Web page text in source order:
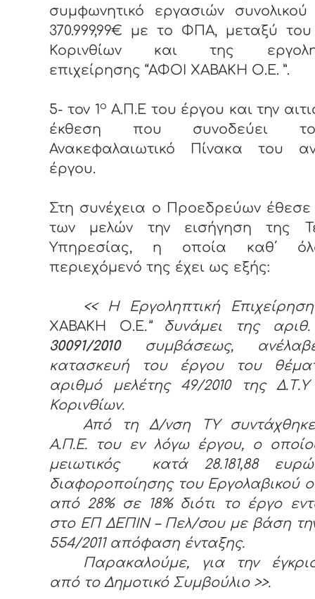
συμφωνητικό εργασιών
370.999,99€ με το ΦΠΑ, μεταξύ
Κορινθίων και της
επιχείρησης “ΑΦΟΙ ΧΑΒΑΚΗ Ο.Ε. ”.
5- τον 1ο Α.Π.Ε του έργου και την
έκθεση που συνοδεύει
Ανακεφαλαιωτικό Πίνακα του
έργου.
Στη συνέχεια ο Προεδρεύων
των μελών την εισήγηση της
Υπηρεσίας, η οποία καθ΄
περιεχόμενό της έχει ως εξής:
<< Η Εργοληπτική
ΧΑΒΑΚΗ Ο.Ε.” δυνάμει της
30091/2010συμβάσεως,
κατασκευή του έργου του
αριθμό μελέτης 49/2010 της
Κορινθίων.
Από τη Δ/νση ΤΥ
Α.Π.Ε. του εν λόγω έργου, ο
μειωτικός κατά 28.181,88
διαφοροποίησης του Εργολαβικού
από 28% σε 18% διότι το έργο
στο ΕΠ ΔΕΠΙΝ – Πελ/σου με βάση
554/2011 απόφαση ένταξης.
Παρακαλούμε, για την
από το Δημοτικό Συμβούλιο >>.